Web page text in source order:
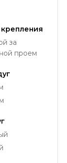
за
проем